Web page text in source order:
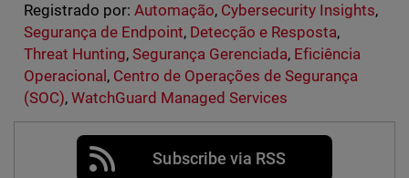
Registrado por: Automação, Cybersecurity Insights,
Segurança de Endpoint, Detecção e Resposta,
Threat Hunting, Segurança Gerenciada, Eficiência
Operacional , Centro de Operações de Segurança
(SOC), WatchGuard Managed Services
Subscribe via RSS